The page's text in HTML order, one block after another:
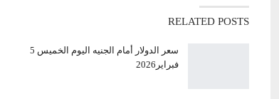
RELATED POSTS
سعر الدولار أمام الجنيه اليوم الخميس 5
فبراير2026